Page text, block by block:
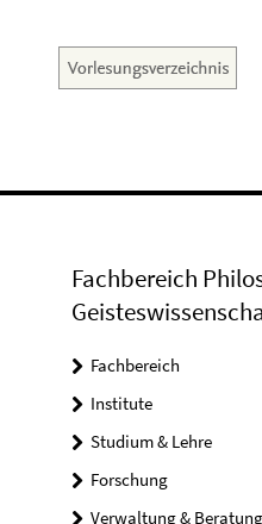
Fachbereich
Fachbereich
Institute
Studium & Lehre
Forschung
Verwaltung & Beratung